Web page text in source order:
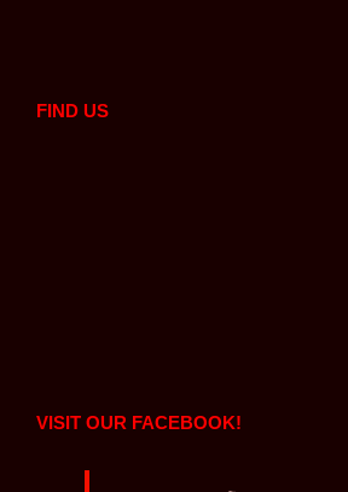
FIND US
VISIT OUR FACEBOOK!